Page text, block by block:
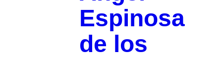
Espinosa
de los